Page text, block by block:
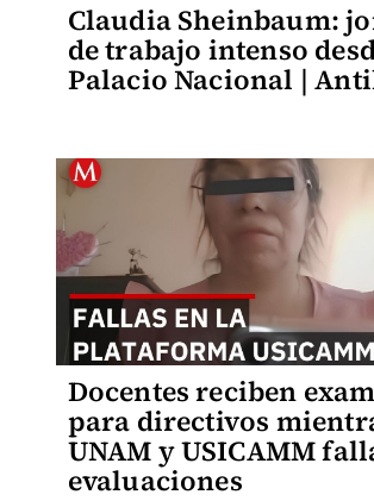
Claudia Sheinbaum:
de trabajo intenso
Palacio Nacional |
Docentes reciben
para directivos
UNAM y USICAMM
evaluaciones